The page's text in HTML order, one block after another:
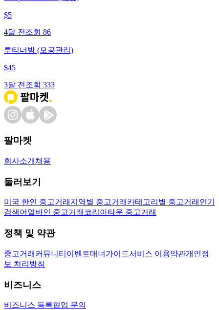
$5
4달 전 조회 86
루티너밤 (모공관리)
$45
3달 전 조회 333
팔마켓
회사소개 채용
둘러보기
미국 한인 중고거래 지역별 중고거래 카테고리별 중고거래 인기
검색어 얼바인 중고거래 코리아타운 중고거래
정책 및 약관
중고거래 커뮤니티 이벤트매너가이드서비스 이용약관개인정
보 처리방침
비즈니스
비즈니스 등록협업 문의